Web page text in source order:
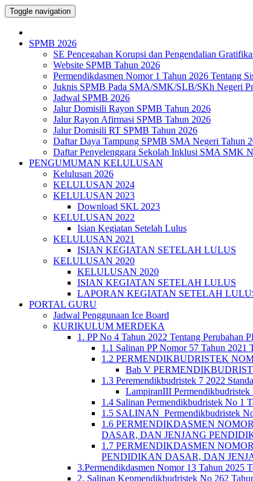
Toggle navigation
SPMB 2026
SE Pencegahan Korupsi dan Pengendalian
Website SPMB Tahun 2026
Permendikdasmen Nomor 1 Tahun 2026 Tentang
Juknis SPMB Pada SMA/SMK/SLB/SKh Negeri
Jadwal SPMB 2026
Jalur Domisili Rayon SPMB Tahun 2026
Jalur Rayon Afirmasi SPMB Tahun 2026
Jalur Domisili RT SPMB Tahun 2026
Daftar Daya Tampung SPMB SMA Negeri Tahun
Daftar Penyelenggara Sekolah Inklusi SMA SMK
PENGUMUMAN KELULUSAN
Kelulusan 2026
KELULUSAN 2024
KELULUSAN 2023
Download SKL 2023
KELULUSAN 2022
Isian Kegiatan Setelah Lulus
KELULUSAN 2021
ISIAN KEGIATAN SETELAH LULUS
KELULUSAN 2020
KELULUSAN 2020
ISIAN KEGIATAN SETELAH LULUS
LAPORAN KEGIATAN SETELAH
PORTAL GURU
Jadwal Penggunaan Ice Board
KURIKULUM MERDEKA
1. PP No 4 Tahun 2022 Tentang Perubahan
1.1 Salinan PP Nomor 57 Tahun 2021
1.2 PERMENDIKBUDRISTEK
Bab V
1.3 Peremendikbudristek 7 2022
LampiranIII
1.4 Salinan Permendikbudristek No 1
1.5 SALINAN_Permendikbudristek
1.6 PERMENDIKDASMEN
DASAR, DAN JENJANG
1.7 PERMENDIKDASMEN
PENDIDIKAN DASAR, DAN
3.Permendikdasmen Nomor 13 Tahun 2025
2. Salinan Kepmendikbudristek No 262